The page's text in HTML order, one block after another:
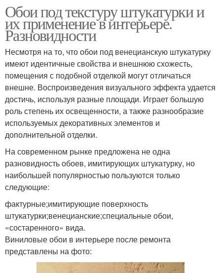
Обои под текстуру штукатурки и
их применение в интерьере.
Разновидности
Несмотря на то, что обои под венецианскую штукатурку
имеют идентичные свойства и внешнюю схожесть,
помещения с подобной отделкой могут отличаться
внешне. Воспроизведения визуального эффекта удается
достичь, используя разные площади. Играет большую
роль степень их освещенности, а также разнообразие
используемых декоративных элементов и
дополнительной отделки.
На современном рынке предложена не одна
разновидность обоев, имитирующих штукатурку, но
наибольшей популярностью пользуются только
следующие:
фактурные;имитирующие поверхность
штукатурки;венецианские;специальные обои,
«состаренного» вида.
Виниловые обои в интерьере после ремонта
представлены на фото: